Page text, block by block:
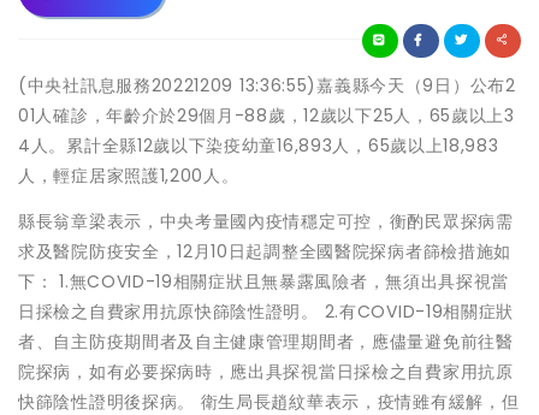
(中央社訊息服務20221209 13:36:55)嘉義縣今天（9日）公布2
01人確診，年齡介於29個月-88歲，12歲以下25人，65歲以上3
4人。累計全縣12歲以下染疫幼童16,893人，65歲以上18,983
人，輕症居家照護1,200人。
縣長翁章梁表示，中央考量國內疫情穩定可控，衡酌民眾探病需
求及醫院防疫安全，12月10日起調整全國醫院探病者篩檢措施如
下： 1.無COVID-19相關症狀且無暴露風險者，無須出具探視當
日採檢之自費家用抗原快篩陰性證明。 2.有COVID-19相關症狀
者、自主防疫期間者及自主健康管理期間者，應儘量避免前往醫
院探病，如有必要探病時，應出具探視當日採檢之自費家用抗原
快篩陰性證明後探病。 衛生局長趙紋華表示，疫情雖有緩解，但